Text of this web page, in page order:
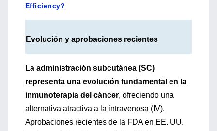
Efficiency?
Evolución y aprobaciones recientes
La administración subcutánea (SC)
representa una evolución fundamental en la
inmunoterapia del cáncer, ofreciendo una
alternativa atractiva a la intravenosa (IV).
Aprobaciones recientes de la FDA en EE. UU.